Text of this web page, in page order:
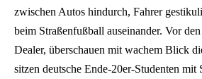
zwischen Autos hindurch, Fahrer
beim Straßenfußball auseinander. Vor
Dealer, überschauen mit wachem Blick
sitzen deutsche Ende-20er-Studenten